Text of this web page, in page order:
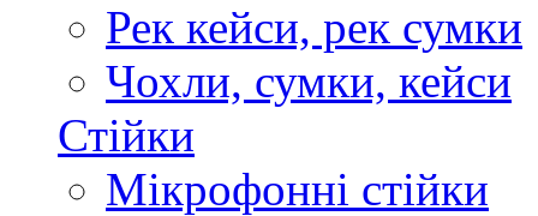
Рек кейси, рек сумки
Чохли, сумки, кейси
Стійки
Мікрофонні стійки